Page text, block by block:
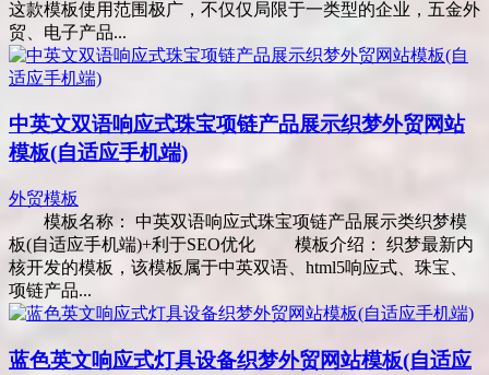
这款模板使用范围极广，不仅仅局限于一类型的企业，五金外
贸、电子产品...
中英文双语响应式珠宝项链产品展示织梦外贸网站
模板(自适应手机端)
外贸模板
模板名称： 中英双语响应式珠宝项链产品展示类织梦模
板(自适应手机端)+利于SEO优化 模板介绍： 织梦最新内
核开发的模板，该模板属于中英双语、html5响应式、珠宝、
项链产品...
蓝色英文响应式灯具设备织梦外贸网站模板(自适应